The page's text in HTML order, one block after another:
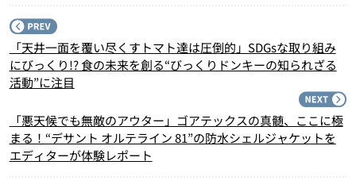
「天井一面を覆い尽くすトマト達は圧倒的」SDGsな取り組み
にびっくり!? 食の未来を創る“びっくりドンキーの知られざる
活動”に注目
「悪天候でも無敵のアウター」ゴアテックスの真髄、ここに極
まる！“デサント オルテライン 81”の防水シェルジャケットを
エディターが体験レポート